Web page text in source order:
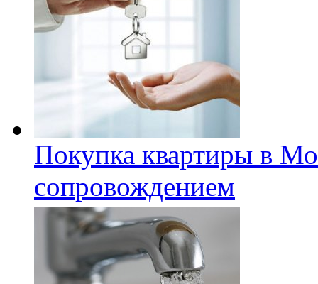
Покупка квартиры в
сопровождением